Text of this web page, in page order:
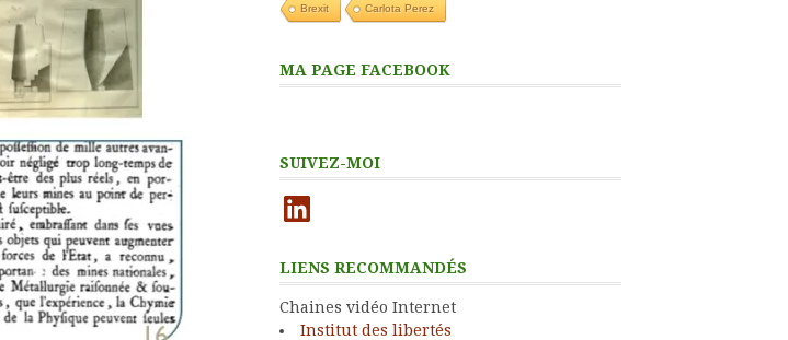
Brexit Carlota Perez
MA PAGE FACEBOOK
SUIVEZ-MOI
LinkedIn
LIENS RECOMMANDÉS
Chaines vidéo Internet
Institut des libertés